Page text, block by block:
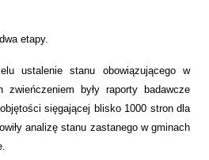
etapy.
ustalenie stanu obowiązującego w
zwieńczeniem były raporty badawcze
sięgającej blisko 1000 stron dla
analizę stanu zastanego w gminach